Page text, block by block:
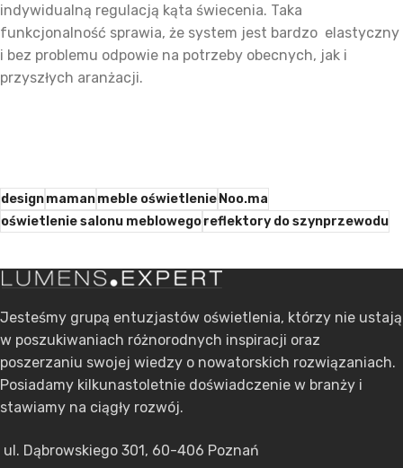
indywidualną regulacją kąta świecenia. Taka
funkcjonalność sprawia, że system jest bardzo elastyczny
i bez problemu odpowie na potrzeby obecnych, jak i
przyszłych aranżacji.
designmamanmeble oświetlenieNoo.ma
oświetlenie salonu meblowegoreflektory do szynprzewodu
Jesteśmy grupą entuzjastów oświetlenia, którzy nie ustają
w poszukiwaniach różnorodnych inspiracji oraz
poszerzaniu swojej wiedzy o nowatorskich rozwiązaniach.
Posiadamy kilkunastoletnie doświadczenie w branży i
stawiamy na ciągły rozwój.
ul. Dąbrowskiego 301, 60-406 Poznań